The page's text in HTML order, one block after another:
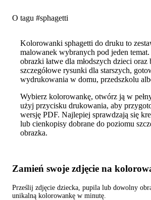
O tagu #sphagetti
Kolorowanki sphagetti do druku to
malowanek wybranych pod jeden
obrazki łatwe dla młodszych dzieci oraz
szczegółowe rysunki dla starszych,
wydrukowania w domu, przedszkolu
Wybierz kolorowankę, otwórz ją w
użyj przycisku drukowania, aby
wersję PDF. Najlepiej sprawdzają się
lub cienkopisy dobrane do poziomu
obrazka.
Zamień swoje zdjęcie na
Prześlij zdjęcie dziecka, pupila lub dowolny
unikalną kolorowankę w minutę.